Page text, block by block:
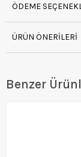
ÖDEME
ÜRÜN ÖNERILERI
Benzer